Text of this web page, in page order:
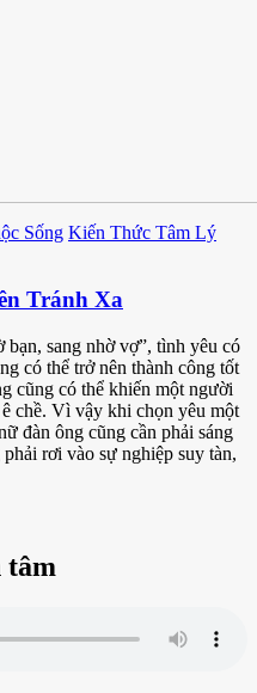
Sống Kiến Thức Tâm Lý
Tránh Xa
sang nhờ vợ”, tình yêu có
có thể trở nên thành công tốt
cũng có thể khiến một người
chề. Vì vậy khi chọn yêu một
đàn ông cũng cần phải sáng
rơi vào sự nghiệp suy tàn,
tâm